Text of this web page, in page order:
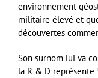
environnement
militaire élevé et
découvertes
Son surnom lui va
la R & D représente